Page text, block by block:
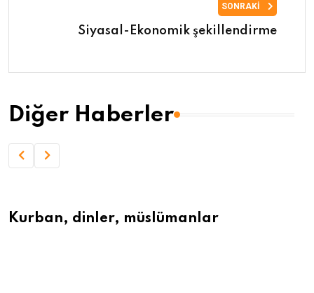
SONRAKI
Siyasal-Ekonomik şekillendirme
Diğer Haberler
Kurban, dinler, müslümanlar